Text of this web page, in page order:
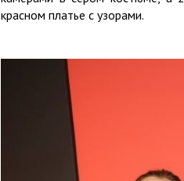
красном платье с узорами.